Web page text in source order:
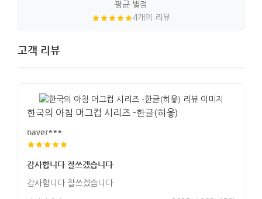
평균 별점
4개의 리뷰
고객 리뷰
한국의 아침 머그컵 시리즈 -한글(히읗)
naver***
감사합니다 잘쓰겠습니다
감사합니다 잘쓰겠습니다